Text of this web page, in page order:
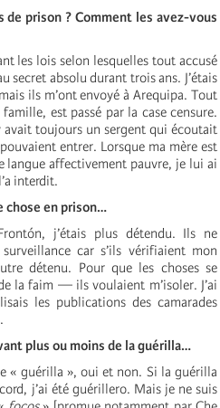
de prison ? Comment les avez-vous
les lois selon lesquelles tout accusé
secret absolu durant trois ans. J’étais
ils m’ont envoyé à Arequipa. Tout
est passé par la case censure.
toujours un sergent qui écoutait
entrer. Lorsque ma mère est
langue affectivement pauvre, je lui ai
interdit.
chose en prison…
j’étais plus détendu. Ils ne
car s’ils vérifiaient mon
détenu. Pour que les choses se
la faim — ils voulaient m’isoler. J’ai
les publications des camarades
plus ou moins de la guérilla…
« guérilla », oui et non. Si la guérilla
j’ai été guérillero. Mais je ne suis